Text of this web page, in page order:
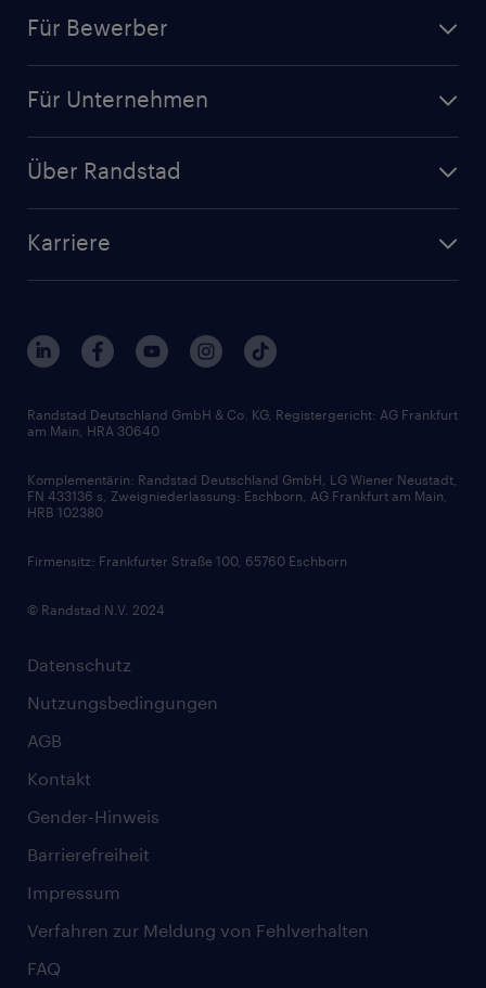
Für Bewerber
Initiativbewerbung
Randstad Akademie
Für Unternehmen
Branchen
Über Randstad
Interne Karriere
FAQ - Bewerber / Kunden
Zertifikate und Auszeichnungen
Karriere
Berufsprofile
Gehaltsthemen
Bewerbungsratgeber
Soft Skills
Skills
Datenschutz
Nutzungsbedingungen
AGB
Kontakt
Gender-Hinweis
Barrierefreiheit
Impressum
Verfahren zur Meldung von Fehlverhalten
FAQ
Randstad Deutschland GmbH & Co. KG, Registergericht: AG Frankfurt
am Main, HRA 30640
Komplementärin: Randstad Deutschland GmbH, LG Wiener Neustadt,
FN 433136 s, Zweigniederlassung: Eschborn, AG Frankfurt am Main,
HRB 102380
Firmensitz: Frankfurter Straße 100, 65760 Eschborn
© Randstad N.V. 2024